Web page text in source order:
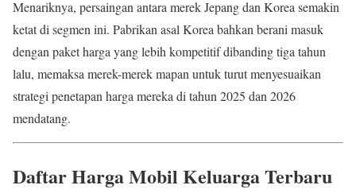
Menariknya, persaingan antara merek Jepang dan Korea semakin
ketat di segmen ini. Pabrikan asal Korea bahkan berani masuk
dengan paket harga yang lebih kompetitif dibanding tiga tahun
lalu, memaksa merek-merek mapan untuk turut menyesuaikan
strategi penetapan harga mereka di tahun 2025 dan 2026
mendatang.
Daftar Harga Mobil Keluarga Terbaru